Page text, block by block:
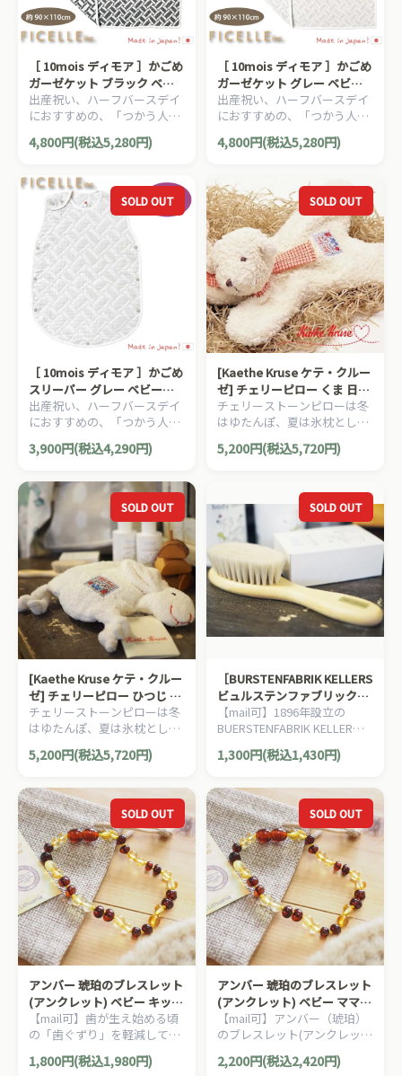
［ 10mois ディモア ］かごめ
ガーゼケット ブラック ベビ
ーサイズ ふくふくガーゼ 6重
ガーゼ FICELLE フィセル 日
本製 約90×110cm
出産祝い、ハーフバースデイ
におすすめの、「つかう人が
本当に笑顔になれるモノ」を
大切に出産準備グッズ、
ビー用品です。
4,800円(税込5,280円)
［ 10mois ディモア ］かごめ
ガーゼケット グレー ベビー
サイズ ふくふくガーゼ 6重ガ
ーゼ FICELLE フィセル 日本
製 約90×110cm
出産祝い、ハーフバースデイ
におすすめの、「つかう人が
本当に笑顔になれるモノ」を
大切に出産準備グッズ、
ビー用品です。
4,800円(税込5,280円)
SOLD OUT
［ 10mois ディモア ］かごめ
スリーパー グレー ベビーサ
イズ ガーゼ 6重ガーゼ
FICELLE フィセル 日本製 新
生児から3歳頃まで
出産祝い、ハーフバースデイ
におすすめの、「つかう人が
本当に笑顔になれるモノ」を
大切に出産準備グッズ、
ビー用品です。
3,900円(税込4,290円)
SOLD OUT
[Kaethe Kruse ケテ・クルー
ゼ] チェリーピロー くま 日本
語使用説明書付き
チェリーストーンピローは冬
はゆたんぽ、夏は氷枕として
使用できる自然素材の「チェ
リーピロー くま」のまくらで
テ・クルーゼ社」のベビーア
イテムです。
5,200円(税込5,720円)
SOLD OUT
[Kaethe Kruse ケテ・クルー
ゼ] チェリーピロー ひつじ 日
本語使用説明書付き
チェリーストーンピローは冬
はゆたんぽ、夏は氷枕として
使用できる自然素材の「チェ
リーピロー 羊」のまくらで
5,200円(税込5,720円)
SOLD OUT
［BURSTENFABRIK KELLERS
ビュルステンファブリック・
ケラー社］ベビー用ブラシ
【mail可】1896年設立の
BUERSTENFABRIK KELLER社
の、ヤギの毛を使った、赤ち
ゃん専用のブラシです。
1,300円(税込1,430円)
SOLD OUT
アンバー 琥珀のブレスレット
(アンクレット) ベビー キッズ
用 14cm マルチカラー
【mail可】歯が生え始める頃
の「歯ぐずり」を軽減してく
れる、アンバー（琥珀）のブ
レスレット(アンクレット)、
1,800円(税込1,980円)
SOLD OUT
アンバー 琥珀のブレスレット
(アンクレット) ベビー ママ用
18cm マルチカラー
【mail可】アンバー（琥珀）
のブレスレット(アンクレッ
ト)、ママ用です。
2,200円(税込2,420円)